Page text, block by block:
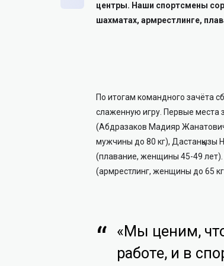
центры. Наши спортсмены
шахматах, армрестлинге,
По итогам командного зачёта
слаженную игру. Первые места
(Абдразаков Мадияр
мужчины до 80 кг),
(плавание, женщины 45-49
(армрестлинг, женщины до 65
«Мы ценим,
работе, и в